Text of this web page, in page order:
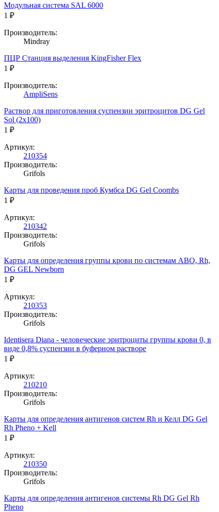
Модульная система SAL 6000
1 ₽
Производитель:
Mindray
ПЦР Станция выделения KingFisher Flex
1 ₽
Производитель:
AmpliSens
Раствор для приготовления суспензии эритроцитов DG Gel
Sol (2х100)
1 ₽
Артикул:
210354
Производитель:
Grifols
Карты для проведения проб Кумбса DG Gel Coombs
1 ₽
Артикул:
210342
Производитель:
Grifols
Карты для определения группы крови по системам ABO, Rh,
DG GEL Newborn
1 ₽
Артикул:
210353
Производитель:
Grifols
Identisera Diana - человеческие эритроциты группы крови 0, в
виде 0,8% суспензии в буферном растворе
1 ₽
Артикул:
210210
Производитель:
Grifols
Карты для определения антигенов систем Rh и Келл DG Gel
Rh Pheno + Kell
1 ₽
Артикул:
210350
Производитель:
Grifols
Карты для определения антигенов системы Rh DG Gel Rh
Pheno